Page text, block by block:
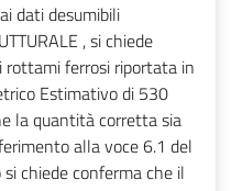
dati desumibili
, si chiede
ferrosi riportata in
Estimativo di 530
la quantità corretta sia
alla voce 6.1 del
chiede conferma che il